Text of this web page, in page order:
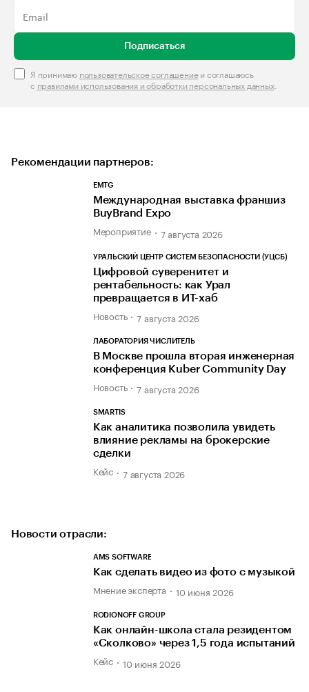
Подписаться
Я принимаю пользовательское соглашениеи соглашаюсь
с правилами использования и обработки персональных данных.
Рекомендации партнеров:
EMTG
Международная выставка франшиз
BuyBrand Expo
Мероприятие 7 августа 2026
УРАЛЬСКИЙ ЦЕНТР СИСТЕМ БЕЗОПАСНОСТИ (УЦСБ)
Цифровой суверенитет и
рентабельность: как Урал
превращается в ИТ-хаб
Новость 7 августа 2026
ЛАБОРАТОРИЯ ЧИСЛИТЕЛЬ
В Москве прошла вторая инженерная
конференция Kuber Community Day
Новость 7 августа 2026
SMARTIS
Как аналитика позволила увидеть
влияние рекламы на брокерские
сделки
Кейс 7 августа 2026
Новости отрасли:
AMS SOFTWARE
Как сделать видео из фото с музыкой
Мнение эксперта 10 июня 2026
RODIONOFF GROUP
Как онлайн-школа стала резидентом
«Сколково» через 1,5 года испытаний
Кейс 10 июня 2026